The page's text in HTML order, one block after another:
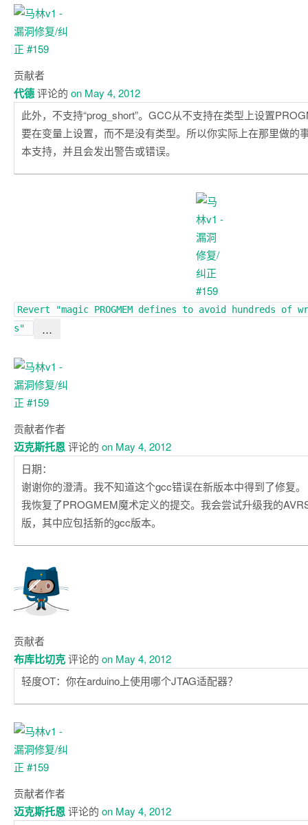
贡献者
代德评论的 on May 4, 2012
此外，不支持“prog_short”。GCC从不支持在类型上设置
要在变量上设置，而不是没有类型。所以你实际上在那里做的
本支持，并且会发出警告或错误。
Revert "magic PROGMEM defines to avoid hundreds of
s"
…
贡献者作者
迈克斯托恩评论的 on May 4, 2012
日期：
谢谢你的澄清。我不知道这个gcc错误在新版本中得到了修复。
我恢复了PROGMEM魔术定义的提交。我会尝试升级我的
版，其中应包括新的gcc版本。
贡献者
布库比切克评论的 on May 4, 2012
轻度OT：你在arduino上使用哪个JTAG适配器？
贡献者作者
迈克斯托恩评论的 on May 4, 2012